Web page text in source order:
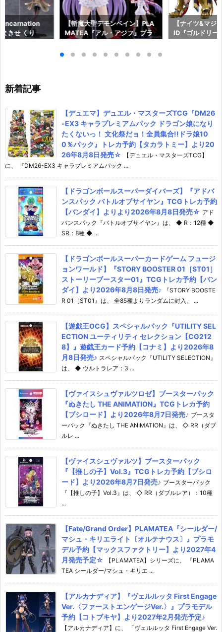
きせ くり
【斬魔大聖デモンベイン】PLA
MATEA『アル・アジフ』プラ
ンパニー】より2027年4月発売
【ナイツ&マジ
ID『ゴルドリー
新着記事
【デュエマ】デュエル・マスターズTCG『DM26
-EX3 キャラプレミアムパック ドラゴン娘になり
たくないっ！ 文化祭だョ！全員集合!!ドラ娘10
0％パック』トレカ予約【タカラトミー】より20
26年8月8日発売☆
【デュエル・マスターズTCG】
に、 『DM26-EX3 キャラプレミアムパック ...
【ドラゴンボールスーパーダイバーズ】『アドバ
ンスパック バトルオブサイヤン』TCGトレカ予約
【バンダイ】よりより2026年8月8日発売☆ アド
バンスパック『バトルオブサイヤン』は、 ◆ R：12種 ◆
SR：8種 ◆ ...
【ドラゴンボールスーパーカードゲーム フュージ
ョンワールド】『STORY BOOSTER 01［ST01］
ストーリーブースター01』TCGトレカ予約【バン
ダイ】より2026年8月8日発売♪
『STORY BOOSTE
R 01［ST01』は、 全85種よりランダムに封入。 ...
【遊戯王OCG】スペシャルパック『UTILITY SEL
ECTION ユーティリティ セレクション【CG212
8】』遊戯王カード予約【コナミ】より2026年8
月8日発売♪ スペシャルパック『UTILITY SELECTION』
は、 ◆ ウルトラレア：3 ...
【ヴァイスシュヴァルツロゼ】ブースターパック
『ぬきたし THE ANIMATION』TCGトレカ予約
【ブシロード】より2026年8月7日発売♪ ブースタ
ーパック『ぬきたし THE ANIMATION』は、 ◇ RR（ダブ
ルレ ...
【ヴァイスシュヴァルツ】ブースターパック
『【推しの子】Vol.3』TCGトレカ予約【ブシロ
ード】より2026年8月7日発売♪ ブースターパック
『【推しの子】Vol.3』は、 ◇ RR（ダブルレア）：10種
...
【Fate/Grand Order】PLAMATEA『シールダー/
マシュ・キリエライト〔オルテナウス〕』プラモ
デル予約【マックスファクトリー】より2027年4
月発売予定☆
【PLAMATEA】シリーズに、 『PLAMA
TEA シールダー/マシュ・キリエ ...
【アルカナディア】『ヴェルルッタ First Engage
Ver.〈ファーストエンゲージVer.〉』プラモデル
予約【コトブキヤ】より2027年2月発売予定♪
【アルカナディア】に、 「ヴェルルッタ First Engage Ver.